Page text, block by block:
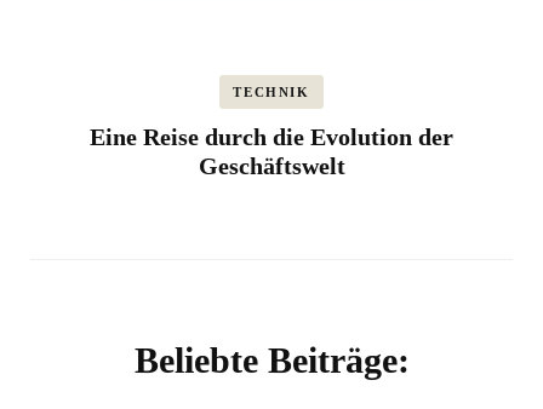
TECHNIK
Eine Reise durch die Evolution der
Geschäftswelt
Beliebte Beiträge: